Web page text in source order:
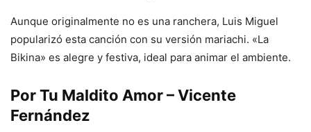
Aunque originalmente no es una ranchera, Luis Miguel
popularizó esta canción con su versión mariachi. «La
Bikina» es alegre y festiva, ideal para animar el ambiente.
Por Tu Maldito Amor – Vicente
Fernández